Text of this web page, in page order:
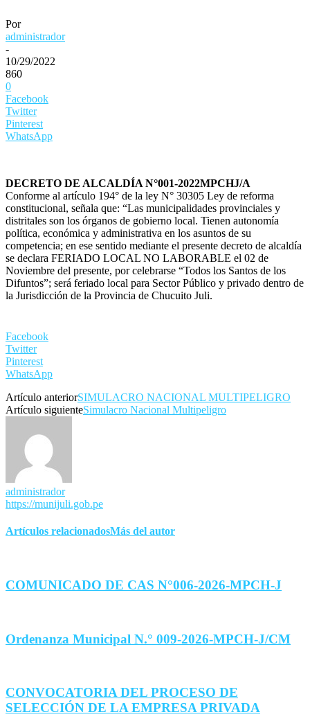
Por
administrador
-
10/29/2022
860
0
Facebook
Twitter
Pinterest
WhatsApp
DECRETO DE ALCALDÍA N°001-2022MPCHJ/A
Conforme al artículo 194° de la ley N° 30305 Ley de reforma
constitucional, señala que: “Las municipalidades provinciales y
distritales son los órganos de gobierno local. Tienen autonomía
política, económica y administrativa en los asuntos de su
competencia; en ese sentido mediante el presente decreto de alcaldía
se declara FERIADO LOCAL NO LABORABLE el 02 de
Noviembre del presente, por celebrarse “Todos los Santos de los
Difuntos”; será feriado local para Sector Público y privado dentro de
la Jurisdicción de la Provincia de Chucuito Juli.
Facebook
Twitter
Pinterest
WhatsApp
Artículo anteriorSIMULACRO NACIONAL MULTIPELIGRO
Artículo siguienteSimulacro Nacional Multipeligro
administrador
https://munijuli.gob.pe
Artículos relacionadosMás del autor
COMUNICADO DE CAS N°006-2026-MPCH-J
Ordenanza Municipal N.° 009-2026-MPCH-J/CM
CONVOCATORIA DEL PROCESO DE
SELECCIÓN DE LA EMPRESA PRIVADA